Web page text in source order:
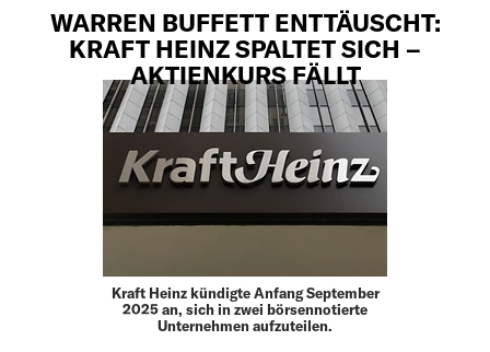
WARREN BUFFETT ENTTÄUSCHT:
KRAFT HEINZ SPALTET SICH –
AKTIENKURS FÄLLT
Kraft Heinz kündigte Anfang September
2025 an, sich in zwei börsennotierte
Unternehmen aufzuteilen.